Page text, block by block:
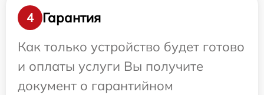
4
Гарантия
Как только устройство будет готово
и оплаты услуги Вы получите
документ о гарантийном